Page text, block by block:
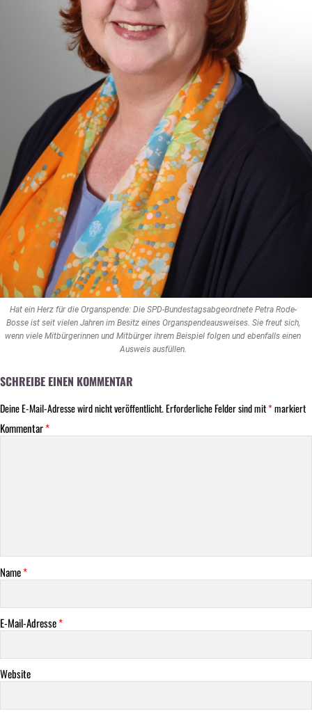
Hat ein Herz für die Organspende: Die SPD-Bundestagsabgeordnete Petra Rode-
Bosse ist seit vielen Jahren im Besitz eines Organspendeausweises. Sie freut sich,
wenn viele Mitbürgerinnen und Mitbürger ihrem Beispiel folgen und ebenfalls einen
Ausweis ausfüllen.
SCHREIBE EINEN KOMMENTAR
Deine E-Mail-Adresse wird nicht veröffentlicht.Erforderliche Felder sind mit*markiert
Kommentar*
Name*
E-Mail-Adresse*
Website